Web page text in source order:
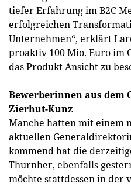
tiefer Erfahrung im B2C
erfolgreichen
Unternehmen“, erklärt
proaktiv 100 Mio. Euro im
das Produkt Ansicht zu
Bewerberinnen aus dem
Zierhut-Kunz
Manche hatten mit einem
aktuellen
kommend hat die
Thurnher, ebenfalls
möchte stattdessen in der